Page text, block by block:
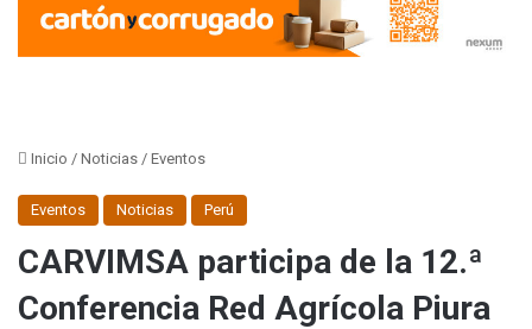
Inicio / Noticias / Eventos
Eventos Noticias Perú
CARVIMSA participa de la 12.ª
Conferencia Red Agrícola Piura